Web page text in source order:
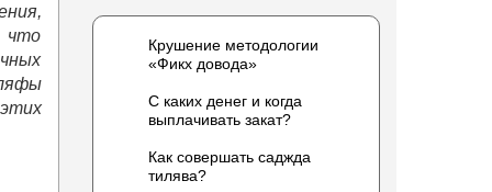
что
Крушение методологии
«Фикх довода»
С каких денег и когда
выплачивать закат?
Как совершать саджда
тилява?